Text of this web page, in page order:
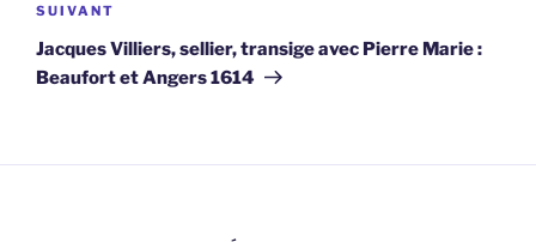
Article
suivant
SUIVANT
Jacques Villiers, sellier, transige avec Pierre Marie :
Beaufort et Angers 1614